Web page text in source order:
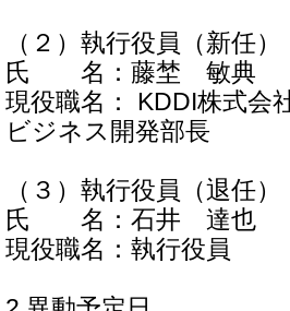
（２）執行役員（新任）
氏 名：藤埜 敏典
現役職名： KDDI株式会
ビジネス開発部長
（３）執行役員（退任）
氏 名：石井 達也
現役職名：執行役員